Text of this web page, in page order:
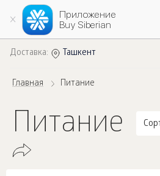
Приложение
Buy Siberian
Доставка: Ташкент
Главная Питание
Питание